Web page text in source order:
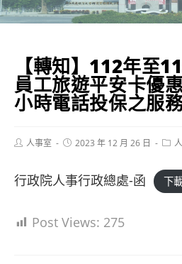
【轉知】112年至
員工旅遊平安卡優
小時電話投保之服
Post人事室
Post2023 年 12 月 26 日
Post
行政院人事行政總處-函 下
Post Views: 275